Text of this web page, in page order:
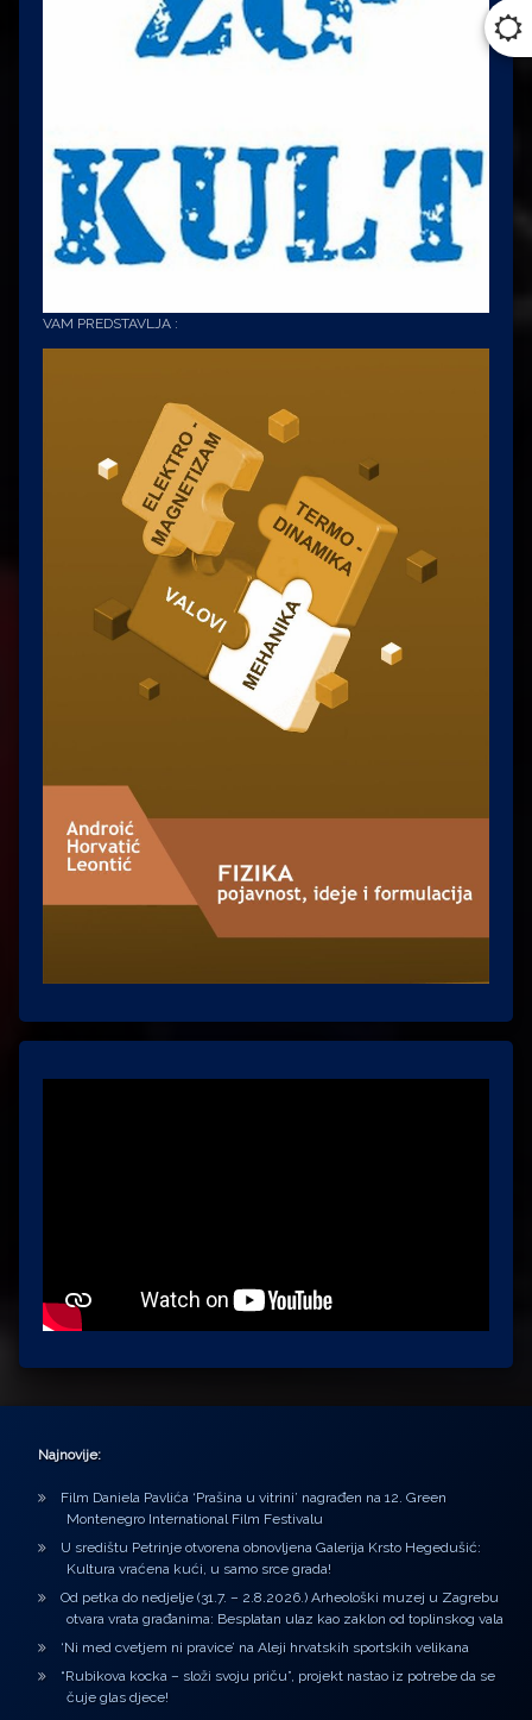
VAM PREDSTAVLJA :
Najnovije:
Film Daniela Pavlića ‘Prašina u vitrini’ nagrađen na 12. Green
Montenegro International Film Festivalu
U središtu Petrinje otvorena obnovljena Galerija Krsto Hegedušić:
Kultura vraćena kući, u samo srce grada!
Od petka do nedjelje (31.7. – 2.8.2026.) Arheološki muzej u Zagrebu
otvara vrata građanima: Besplatan ulaz kao zaklon od toplinskog vala
‘Ni med cvetjem ni pravice’ na Aleji hrvatskih sportskih velikana
“Rubikova kocka – složi svoju priču”, projekt nastao iz potrebe da se
čuje glas djece!